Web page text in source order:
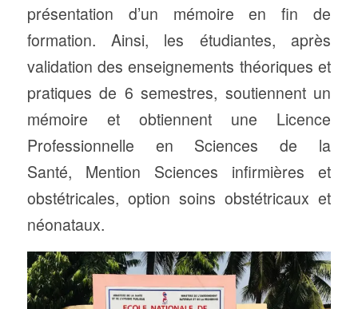
présentation d’un mémoire en fin de
formation. Ainsi, les étudiantes, après
validation des enseignements théoriques et
pratiques de 6 semestres, soutiennent un
mémoire et obtiennent une Licence
Professionnelle en Sciences de la
Santé, Mention Sciences infirmières et
obstétricales, option soins obstétricaux et
néonataux.